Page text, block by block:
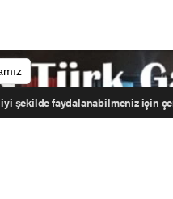
şekilde faydalanabilmeniz için